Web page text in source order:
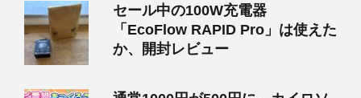
セール中の100W充電器
「EcoFlow RAPID Pro」は使えた
か、開封レビュー